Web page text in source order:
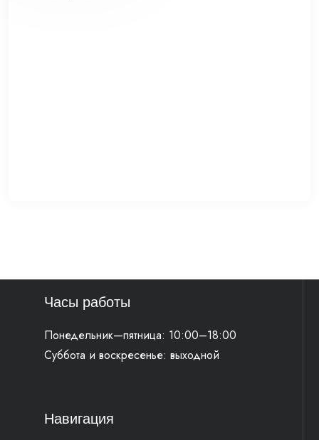
Часы работы
Понедельник—пятница: 10:00–18:00
Суббота и воскресенье: выходной
Навигация